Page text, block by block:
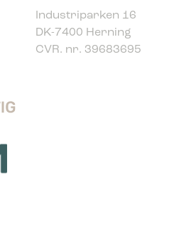
DK-7400 Herning
CVR. nr. 39683695